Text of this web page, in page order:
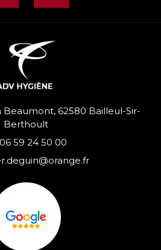
Beaumont, 62580 Bailleul-Sir-
Berthoult
06 59 24 50 00